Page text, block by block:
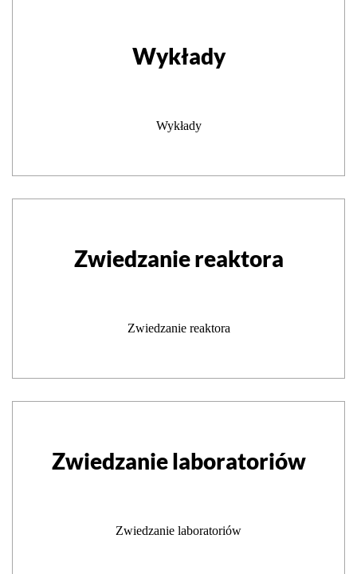
Wykłady
Wykłady
Zwiedzanie reaktora
Zwiedzanie reaktora
Zwiedzanie laboratoriów
Zwiedzanie laboratoriów